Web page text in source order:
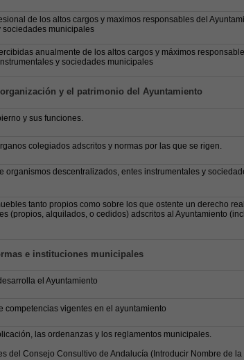
de los altos cargos y maximos responsables del
sociedades municipales
anualmente de los altos cargos y máximos
y sociedades municipales
y el patrimonio del Ayuntamiento
y sus funciones.
colegiados adscritos y normas por las que se rigen.
organismos descentralizados, entes instrumentales y
tanto propios como sobre los que ostente un derecho
(propios, alquilados, o cedidos) adscritos al Ayuntamiento
e instituciones municipales
el Ayuntamiento
competencias vigentes en el ayuntamiento
las ordenanzas y los reglamentos municipales.
del Consejo Consultivo de Andalucía (Introducir Nombre de la